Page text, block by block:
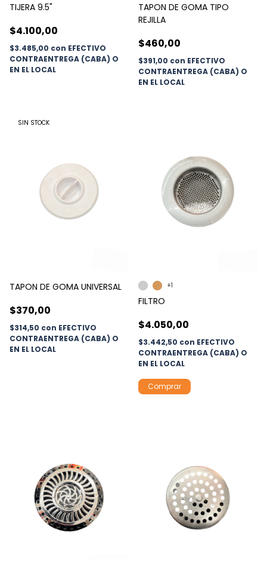
TIJERA 9.5"
$4.100,00
$3.485,00 con EFECTIVO
CONTRAENTREGA (CABA) O
EN EL LOCAL
TAPON DE GOMA TIPO
REJILLA
$460,00
$391,00 con EFECTIVO
CONTRAENTREGA (CABA) O
EN EL LOCAL
SIN STOCK
TAPON DE GOMA UNIVERSAL
$370,00
$314,50 con EFECTIVO
CONTRAENTREGA (CABA) O
EN EL LOCAL
FILTRO
$4.050,00
$3.442,50 con EFECTIVO
CONTRAENTREGA (CABA) O
EN EL LOCAL
+1
Comprar